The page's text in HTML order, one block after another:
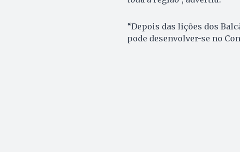
“Depois das lições dos
pode desenvolver-se no